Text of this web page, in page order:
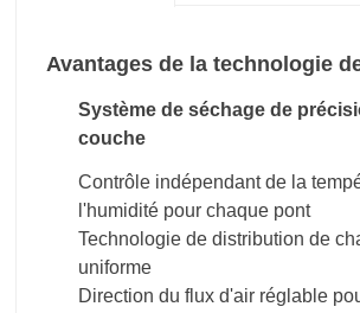
Avantages de la technologie
Système de séchage de
couche
Contrôle indépendant de la
l'humidité pour chaque pont
Technologie de distribution de
uniforme
Direction du flux d'air réglable